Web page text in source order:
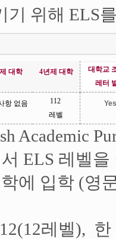
기 위해 ELS
대학 4년제 대학 대학교
레터
항 없음
112
레벨
Yes
Academic
ELS 레벨
에 입학 (영
레벨),